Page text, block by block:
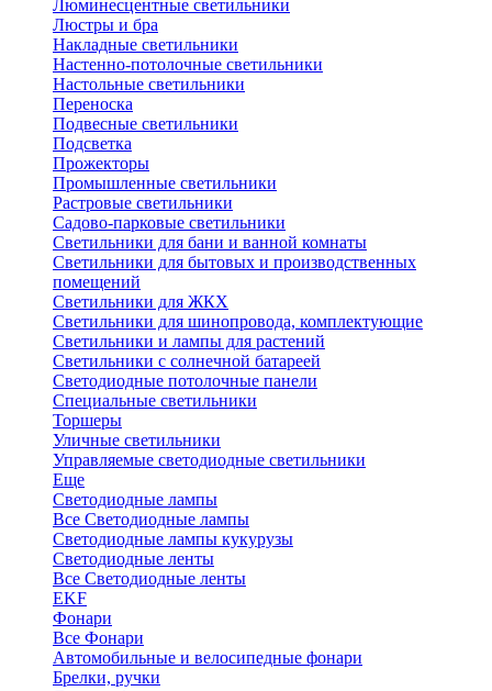
Люминесцентные светильники
Люстры и бра
Накладные светильники
Настенно-потолочные светильники
Настольные светильники
Переноска
Подвесные светильники
Подсветка
Прожекторы
Промышленные светильники
Растровые светильники
Садово-парковые светильники
Светильники для бани и ванной комнаты
Светильники для бытовых и производственных
помещений
Светильники для ЖКХ
Светильники для шинопровода, комплектующие
Светильники и лампы для растений
Светильники с солнечной батареей
Светодиодные потолочные панели
Специальные светильники
Торшеры
Уличные светильники
Управляемые светодиодные светильники
Еще
Светодиодные лампы
Все Светодиодные лампы
Светодиодные лампы кукурузы
Светодиодные ленты
Все Светодиодные ленты
EKF
Фонари
Все Фонари
Автомобильные и велосипедные фонари
Брелки, ручки